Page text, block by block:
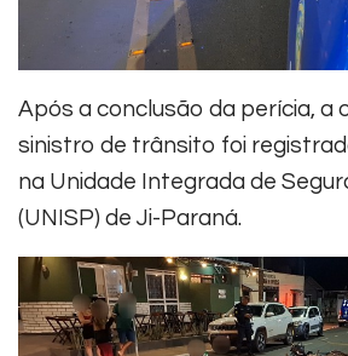
Após a conclusão da perícia, a
sinistro de trânsito foi
na Unidade Integrada de
(UNISP) de Ji-Paraná.